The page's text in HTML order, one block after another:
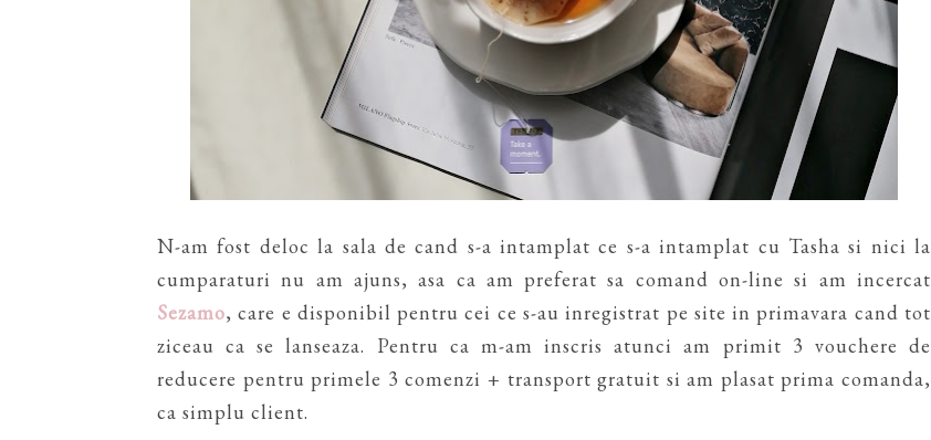
N-am fost deloc la sala de cand s-a intamplat ce s-a intamplat cu Tasha si nici la
cumparaturi nu am ajuns, asa ca am preferat sa comand on-line si am incercat
Sezamo, care e disponibil pentru cei ce s-au inregistrat pe site in primavara cand tot
ziceau ca se lanseaza. Pentru ca m-am inscris atunci am primit 3 vouchere de
reducere pentru primele 3 comenzi + transport gratuit si am plasat prima comanda,
ca simplu client.